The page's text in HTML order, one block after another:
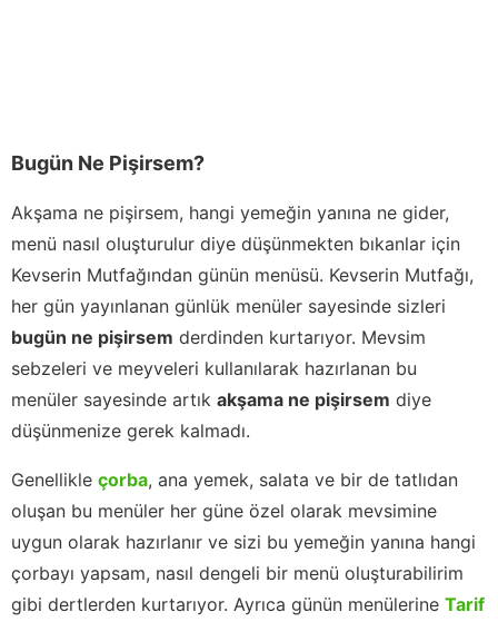
Bugün Ne Pişirsem?
Akşama ne pişirsem, hangi yemeğin yanına ne gider,
menü nasıl oluşturulur diye düşünmekten bıkanlar için
Kevserin Mutfağından günün menüsü. Kevserin Mutfağı,
her gün yayınlanan günlük menüler sayesinde sizleri
bugün ne pişirsem derdinden kurtarıyor. Mevsim
sebzeleri ve meyveleri kullanılarak hazırlanan bu
menüler sayesinde artık akşama ne pişirsem diye
düşünmenize gerek kalmadı.
Genellikle çorba, ana yemek, salata ve bir de tatlıdan
oluşan bu menüler her güne özel olarak mevsimine
uygun olarak hazırlanır ve sizi bu yemeğin yanına hangi
çorbayı yapsam, nasıl dengeli bir menü oluşturabilirim
gibi dertlerden kurtarıyor. Ayrıca günün menülerine Tarif